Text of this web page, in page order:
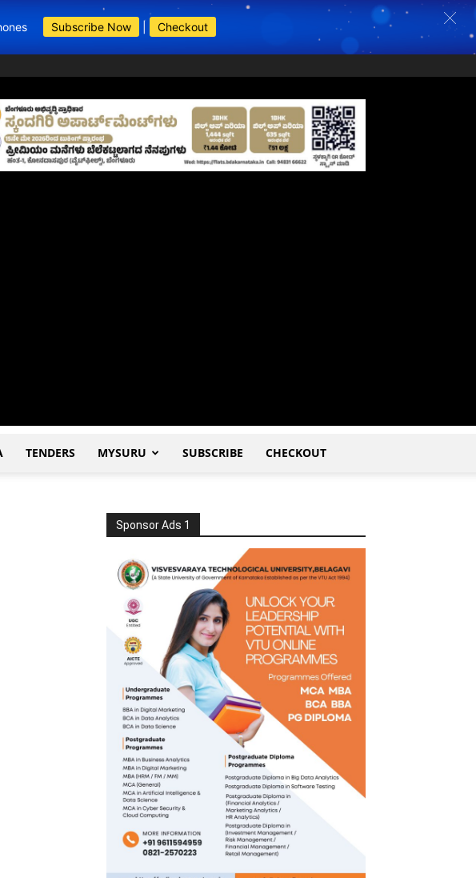
Subscribe Now Checkout
BDA Apartments
TENDERS MYSURU SUBSCRIBE CHECKOUT
Sponsor Ads 1